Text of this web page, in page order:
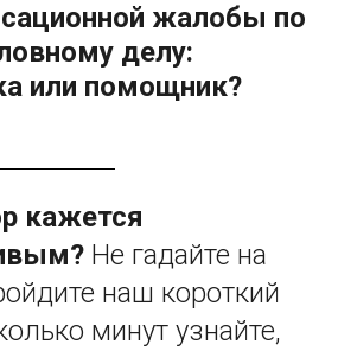
жалобы по
делу:
или помощник?
кажется
Не гадайте на
наш короткий
минут узнайте,